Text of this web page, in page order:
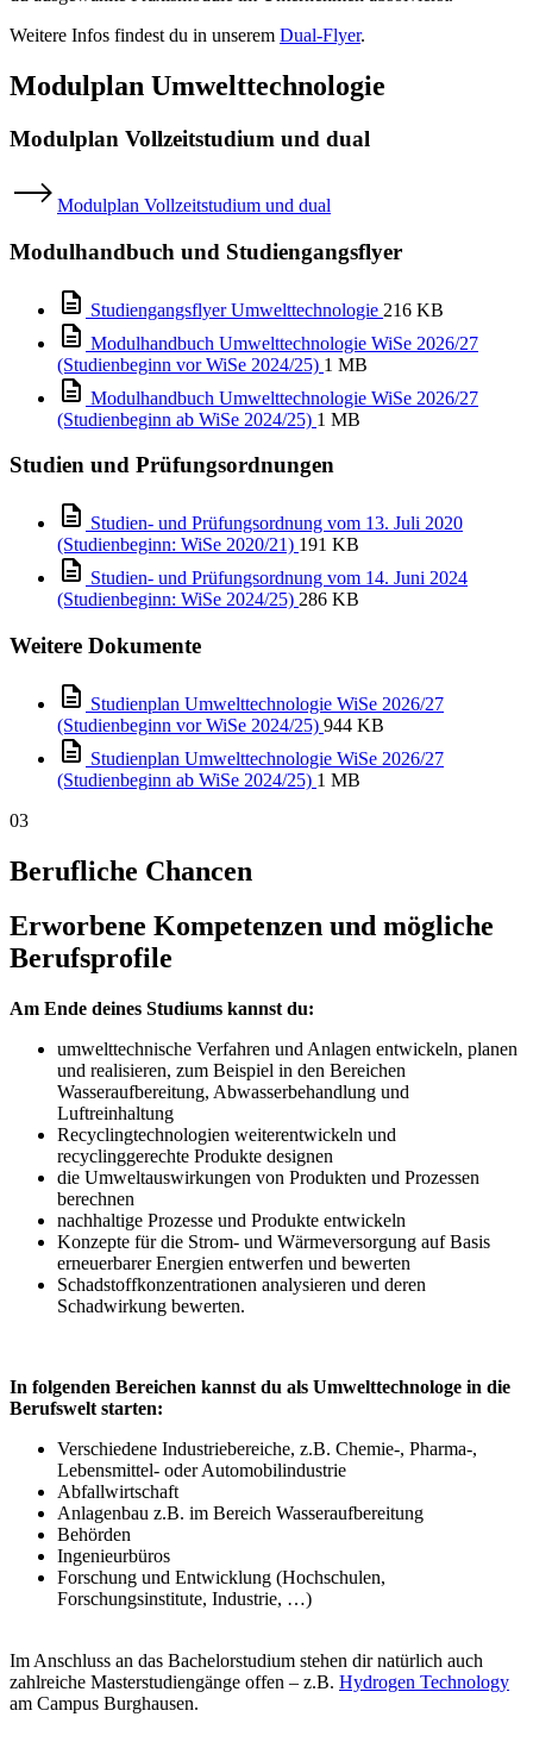
Weitere Infos findest du in unserem Dual-Flyer.
Modulplan Umwelttechnologie
Modulplan Vollzeitstudium und dual
Modulplan Vollzeitstudium und dual
Modulhandbuch und Studiengangsflyer
Studiengangsflyer Umwelttechnologie 216 KB
Modulhandbuch Umwelttechnologie WiSe 2026/27
(Studienbeginn vor WiSe 2024/25) 1 MB
Modulhandbuch Umwelttechnologie WiSe 2026/27
(Studienbeginn ab WiSe 2024/25) 1 MB
Studien und Prüfungsordnungen
Studien- und Prüfungsordnung vom 13. Juli 2020
(Studienbeginn: WiSe 2020/21) 191 KB
Studien- und Prüfungsordnung vom 14. Juni 2024
(Studienbeginn: WiSe 2024/25) 286 KB
Weitere Dokumente
Studienplan Umwelttechnologie WiSe 2026/27
(Studienbeginn vor WiSe 2024/25) 944 KB
Studienplan Umwelttechnologie WiSe 2026/27
(Studienbeginn ab WiSe 2024/25) 1 MB
03
Berufliche Chancen
Erworbene Kompetenzen und mögliche
Berufsprofile
Am Ende deines Studiums kannst du:
umwelttechnische Verfahren und Anlagen entwickeln, planen
und realisieren, zum Beispiel in den Bereichen
Wasseraufbereitung, Abwasserbehandlung und
Luftreinhaltung
Recyclingtechnologien weiterentwickeln und
recyclinggerechte Produkte designen
die Umweltauswirkungen von Produkten und Prozessen
berechnen
nachhaltige Prozesse und Produkte entwickeln
Konzepte für die Strom- und Wärmeversorgung auf Basis
erneuerbarer Energien entwerfen und bewerten
Schadstoffkonzentrationen analysieren und deren
Schadwirkung bewerten.
In folgenden Bereichen kannst du als Umwelttechnologe in die
Berufswelt starten:
Verschiedene Industriebereiche, z.B. Chemie-, Pharma-,
Lebensmittel- oder Automobilindustrie
Abfallwirtschaft
Anlagenbau z.B. im Bereich Wasseraufbereitung
Behörden
Ingenieurbüros
Forschung und Entwicklung (Hochschulen,
Forschungsinstitute, Industrie, …)
Im Anschluss an das Bachelorstudium stehen dir natürlich auch
zahlreiche Masterstudiengänge offen – z.B. Hydrogen Technology
am Campus Burghausen.